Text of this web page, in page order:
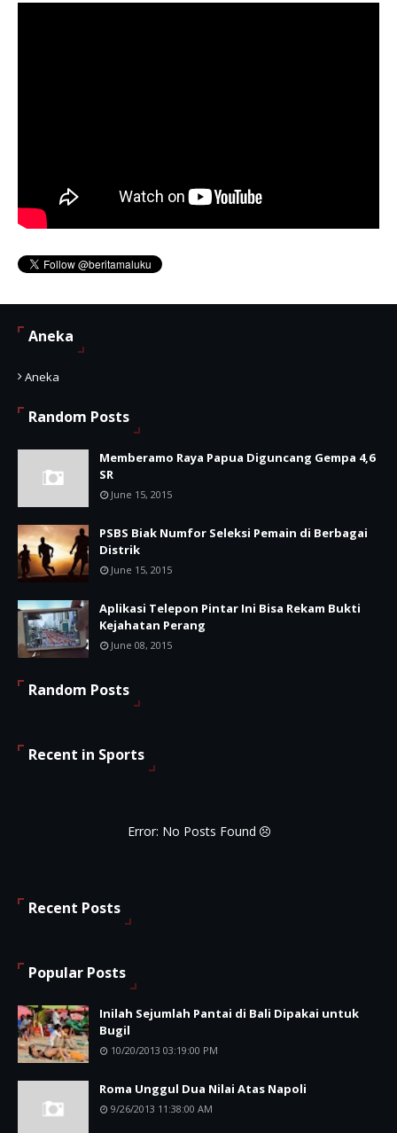
Aneka
Aneka
Random Posts
Memberamo Raya Papua Diguncang Gempa 4,6
SR
June 15, 2015
PSBS Biak Numfor Seleksi Pemain di Berbagai
Distrik
June 15, 2015
Aplikasi Telepon Pintar Ini Bisa Rekam Bukti
Kejahatan Perang
June 08, 2015
Random Posts
Recent in Sports
Error: No Posts Found
Recent Posts
Popular Posts
Inilah Sejumlah Pantai di Bali Dipakai untuk
Bugil
10/20/2013 03:19:00 PM
Roma Unggul Dua Nilai Atas Napoli
9/26/2013 11:38:00 AM